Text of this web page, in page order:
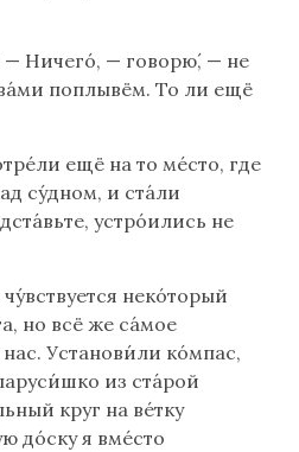
— Ничего́, — говорю́, — не
поплывём. То ли ещё
ещё на то ме́сто, где
су́дном, и ста́ли
устро́ились не
неко́торый
но всё же са́мое
Установи́ли ко́мпас,
из ста́рой
круг на ве́тку
до́ску я вме́сто